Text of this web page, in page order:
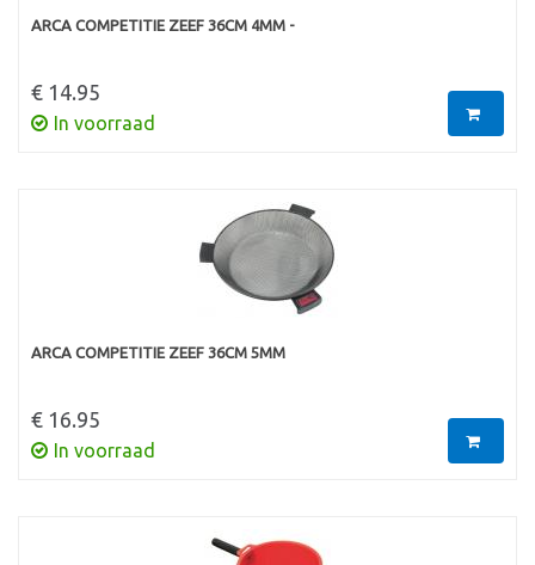
ARCA COMPETITIE ZEEF 36CM 4MM -
€ 14.95
In voorraad
ARCA COMPETITIE ZEEF 36CM 5MM
€ 16.95
In voorraad